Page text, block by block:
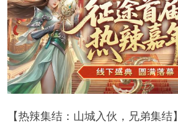
【热辣集结：山城入伙，兄弟集结】